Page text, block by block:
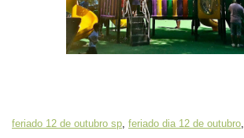
feriado 12 de outubro sp, feriado dia 12 de outubro,